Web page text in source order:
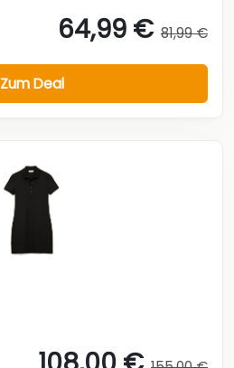
64,99 € 81,99 €
Zum Deal